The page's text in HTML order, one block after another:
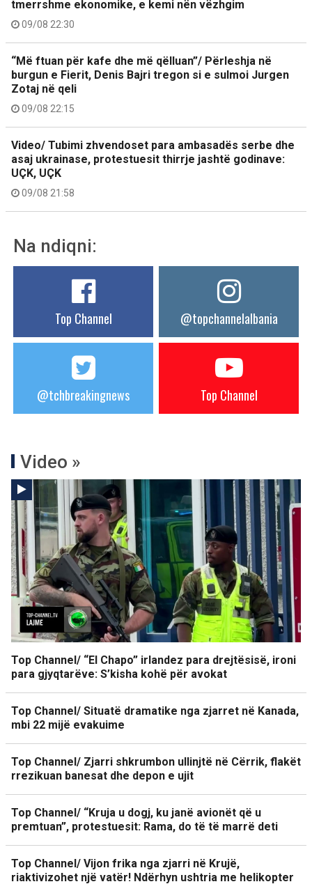
tmerrshme ekonomike, e kemi nën vëzhgim
09/08 22:30
“Më ftuan për kafe dhe më qëlluan”/ Përleshja në
burgun e Fierit, Denis Bajri tregon si e sulmoi Jurgen
Zotaj në qeli
09/08 22:15
Video/ Tubimi zhvendoset para ambasadës serbe dhe
asaj ukrainase, protestuesit thirrje jashtë godinave:
UÇK, UÇK
09/08 21:58
Na ndiqni:
Top Channel @topchannelalbania
@tchbreakingnews Top Channel
Video »
Top Channel/ “El Chapo” irlandez para drejtësisë, ironi
para gjyqtarëve: S’kisha kohë për avokat
Top Channel/ Situatë dramatike nga zjarret në Kanada,
mbi 22 mijë evakuime
Top Channel/ Zjarri shkrumbon ullinjtë në Cërrik, flakët
rrezikuan banesat dhe depon e ujit
Top Channel/ “Kruja u dogj, ku janë avionët që u
premtuan”, protestuesit: Rama, do të të marrë deti
Top Channel/ Vijon frika nga zjarri në Krujë,
riaktivizohet një vatër! Ndërhyn ushtria me helikopter